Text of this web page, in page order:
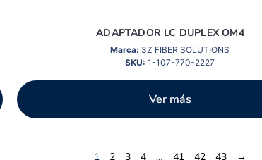
ADAPTADOR LC DUPLEX OM4
Marca: 3Z FIBER SOLUTIONS
SKU: 1-107-770-2227
Ver más
1 2 3 4 … 41 42 43 →